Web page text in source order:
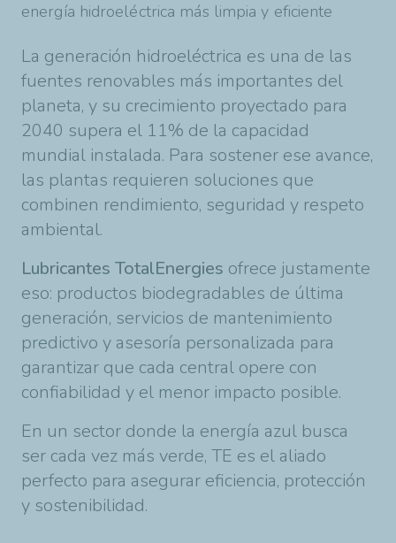
energía hidroeléctrica más limpia y eficiente
La generación hidroeléctrica es una de las
fuentes renovables más importantes del
planeta, y su crecimiento proyectado para
2040 supera el 11% de la capacidad
mundial instalada. Para sostener ese avance,
las plantas requieren soluciones que
combinen rendimiento, seguridad y respeto
ambiental.
Lubricantes TotalEnergies ofrece justamente
eso: productos biodegradables de última
generación, servicios de mantenimiento
predictivo y asesoría personalizada para
garantizar que cada central opere con
confiabilidad y el menor impacto posible.
En un sector donde la energía azul busca
ser cada vez más verde, TE es el aliado
perfecto para asegurar eficiencia, protección
y sostenibilidad.